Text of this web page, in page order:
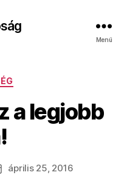
Menü
a legjobb
április 25, 2016